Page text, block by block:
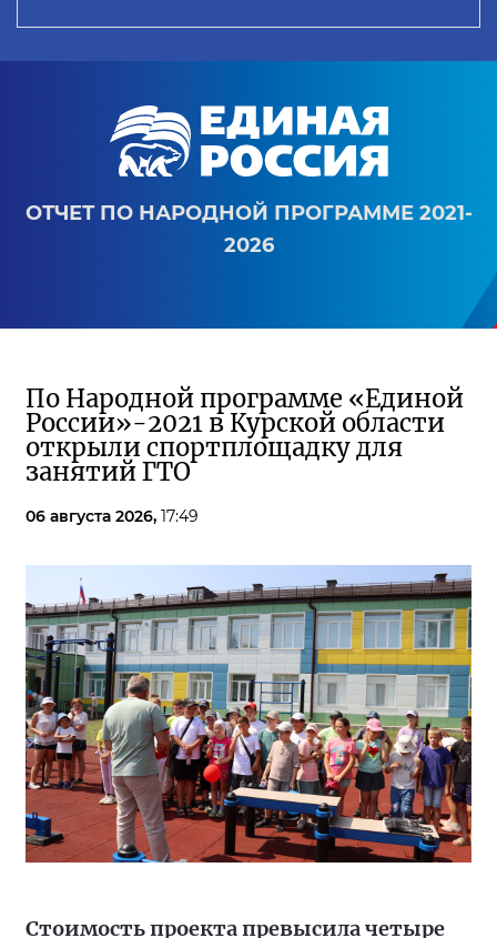
ОТЧЕТ ПО НАРОДНОЙ ПРОГРАММЕ 2021-
2026
По Народной программе «Единой
России»-2021 в Курской области
открыли спортплощадку для
занятий ГТО
06 августа 2026, 17:49
Стоимость проекта превысила четыре